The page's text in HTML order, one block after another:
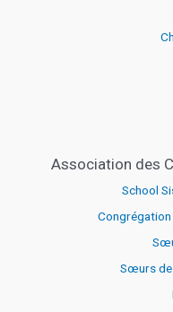
Association des
School
Sœurs de